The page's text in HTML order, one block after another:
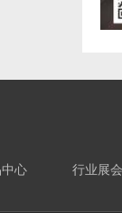
心 行业展会